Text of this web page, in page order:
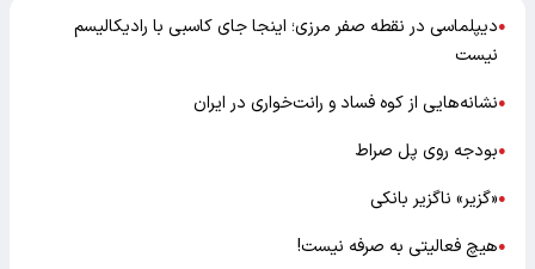
●دیپلماسی در نقطه صفر مرزی؛ اینجا جای کاسبی با رادیکالیسم
نیست
●نشانه‌هایی از کوه فساد و رانت‌خواری در ایران
●بودجه روی پل صراط
●«گزیر» ناگزیر بانکی
●هیچ فعالیتی به صرفه نیست!